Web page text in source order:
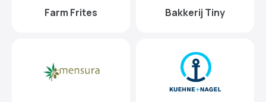
Farm Frites Bakkerij Tiny